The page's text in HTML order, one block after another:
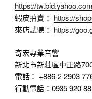
https://
蝦皮拍賣： https://
來店試聽： https://
奇宏專業音響
新北市新莊區中正路
電話： +886-2-2903
行動電話：0935 920